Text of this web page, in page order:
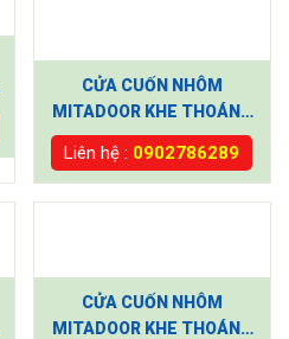
CỬA CUỐN NHÔM
MITADOOR KHE THOÁNG
MT500R
Liên hệ : 0902786289
CỬA CUỐN NHÔM
MITADOOR KHE THOÁNG